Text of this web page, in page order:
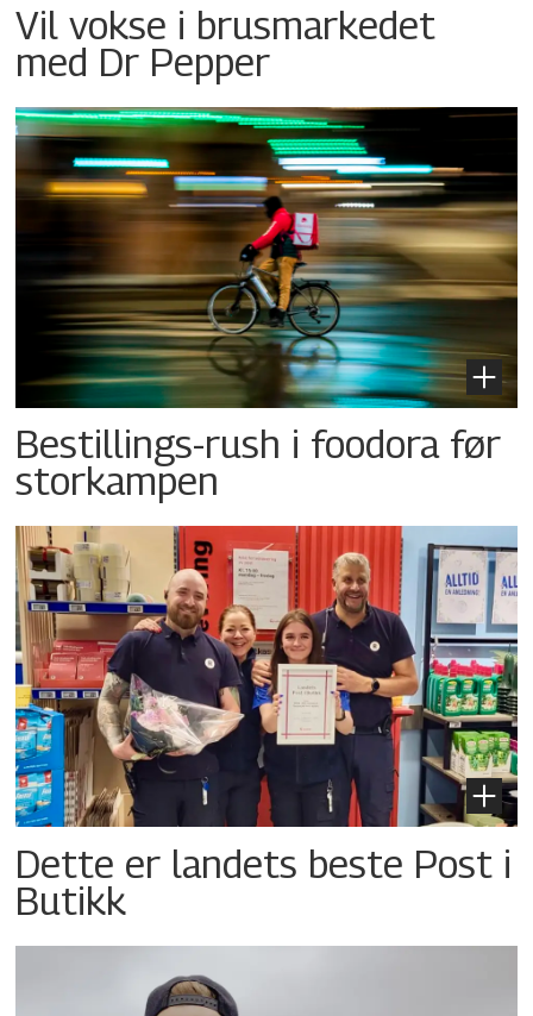
Vil vokse i brusmarkedet
med Dr Pepper
Bestillings-rush i foodora før
storkampen
Dette er landets beste Post i
Butikk